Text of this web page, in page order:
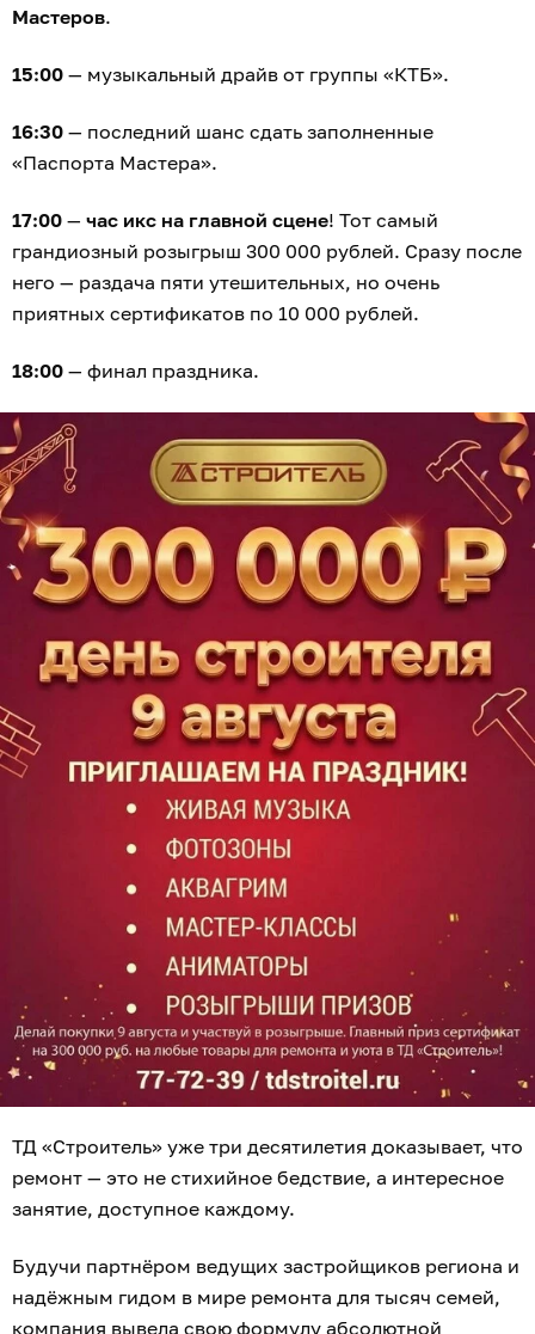
Мастеров.
15:00 — музыкальный драйв от группы «КТБ».
16:30 — последний шанс сдать заполненные
«Паспорта Мастера».
17:00 — час икс на главной сцене! Тот самый
грандиозный розыгрыш 300 000 рублей. Сразу после
него — раздача пяти утешительных, но очень
приятных сертификатов по 10 000 рублей.
18:00 — финал праздника.
ТД «Строитель» уже три десятилетия доказывает, что
ремонт — это не стихийное бедствие, а интересное
занятие, доступное каждому.
Будучи партнёром ведущих застройщиков региона и
надёжным гидом в мире ремонта для тысяч семей,
компания вывела свою формулу абсолютной